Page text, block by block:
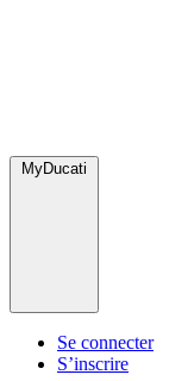
MyDucati
Se connecter
S’inscrire